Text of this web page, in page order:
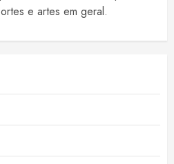
e artes em geral.